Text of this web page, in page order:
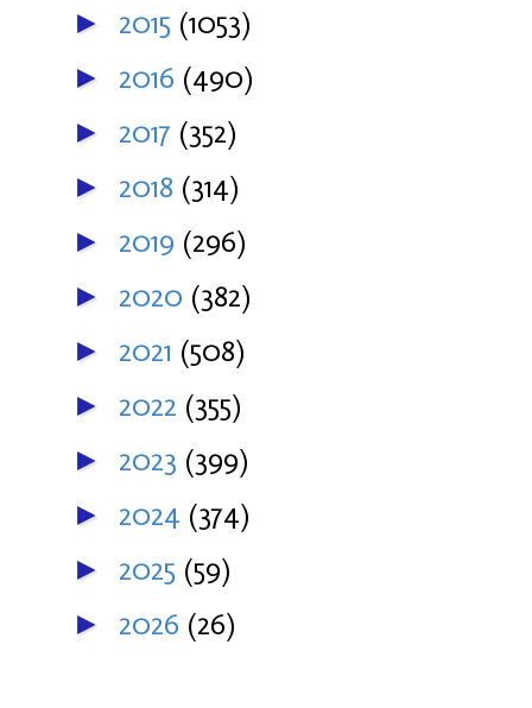
► 2015 (1053)
► 2016 (490)
► 2017 (352)
► 2018 (314)
► 2019 (296)
► 2020 (382)
► 2021 (508)
► 2022 (355)
► 2023 (399)
► 2024 (374)
► 2025 (59)
► 2026 (26)